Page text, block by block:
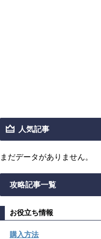
人気記事
まだデータがありません。
攻略記事一覧
お役立ち情報
購入方法